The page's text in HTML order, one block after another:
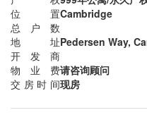
位置Cambridge
总户数
地址Pedersen Way,
开发商
物业费请咨询顾问
交房时间现房